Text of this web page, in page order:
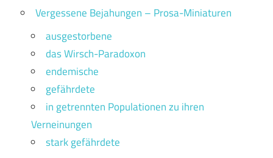
Vergessene Bejahungen – Prosa-Miniaturen
ausgestorbene
das Wirsch-Paradoxon
endemische
gefährdete
in getrennten Populationen zu ihren
Verneinungen
stark gefährdete